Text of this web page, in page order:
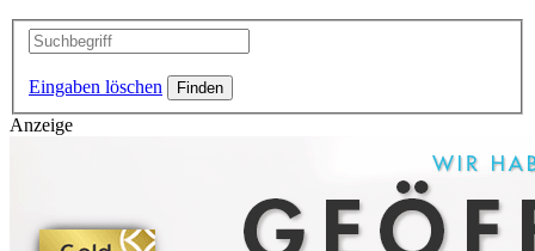
Eingaben löschen
Anzeige